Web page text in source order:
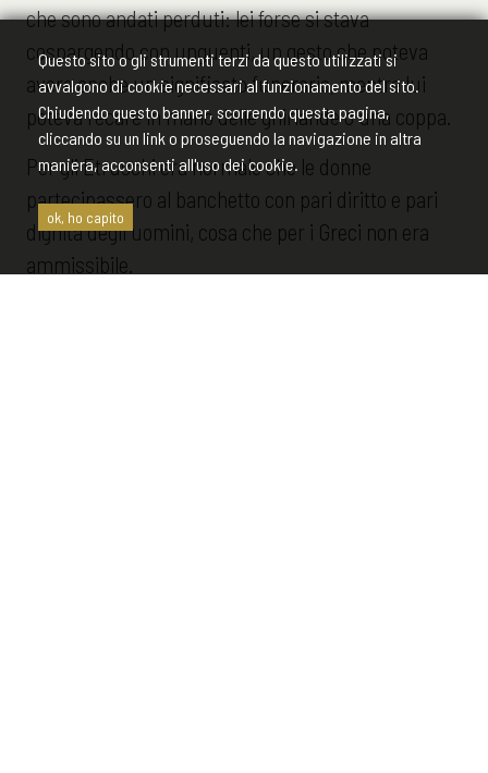
Questo sito o gli strumenti terzi da questo utilizzati si
avvalgono di cookie necessari al funzionamento del sito.
Chiudendo questo banner, scorrendo questa pagina,
cliccando su un link o proseguendo la navigazione in altra
maniera, acconsenti all'uso dei cookie.
ok, ho capito
che sono andati perduti: lei forse si stava
cospargendo con unguenti, un gesto che poteva
avere anche un significato funerario, mentre lui
poteva recare in mano delle ghirlande o una coppa.
Per gli Etruschi era normale che le donne
partecipassero al banchetto con pari diritto e pari
dignità degli uomini, cosa che per i Greci non era
ammissibile.